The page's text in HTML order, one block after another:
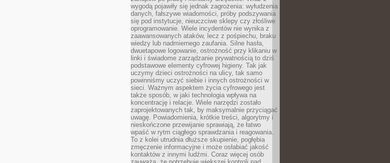
wygodą pojawiły się jednak zagrożenia: wyłudzenia
danych, fałszywe wiadomości, próby podszywania
się pod instytucje, nieuczciwe sklepy czy złośliwe
oprogramowanie. Wiele incydentów nie wynika z
zaawansowanych ataków, lecz z pośpiechu, braku
wiedzy lub nadmiernego zaufania. Silne hasła,
dwuetapowe logowanie, ostrożność przy klikaniu w
linki i świadome zarządzanie prywatnością to dziś
podstawowe elementy cyfrowej higieny. Tak jak
uczymy dzieci ostrożności na ulicy, tak samo
powinniśmy uczyć siebie i innych ostrożności w
sieci. Ważnym aspektem życia cyfrowego jest
także sposób, w jaki technologia wpływa na
koncentrację i relacje. Wiele narzędzi zostało
zaprojektowanych tak, by maksymalnie przyciągać
uwagę. Powiadomienia, krótkie treści, algorytmy i
nieskończone przewijanie sprawiają, że łatwo
wpaść w rytm ciągłego sprawdzania i reagowania.
To z kolei utrudnia dłuższe skupienie, pogłębia
zmęczenie informacyjne i może osłabiać jakość
kontaktów z innymi ludźmi. Coraz więcej osób